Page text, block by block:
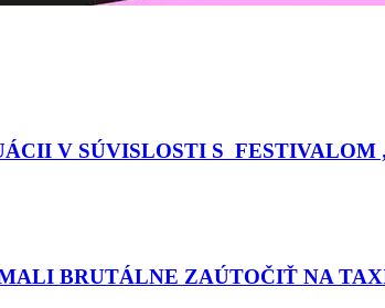
V SÚVISLOSTI S FESTIVALOM
BRUTÁLNE ZAÚTOČIŤ NA